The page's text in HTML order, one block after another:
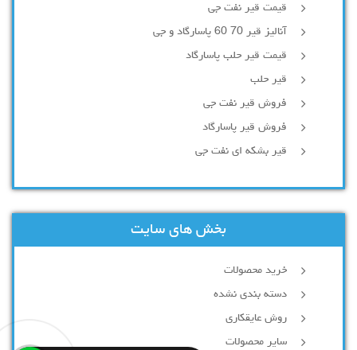
قیمت قیر نفت جی
آنالیز قیر 70 60 پاسارگاد و جی
قیمت قیر حلب پاسارگاد
قیر حلب
فروش قیر نفت جی
فروش قیر پاسارگاد
قیر بشکه ای نفت جی
بخش های سایت
خرید محصولات
دسته بندی نشده
روش عایقکاری
سایر محصولات